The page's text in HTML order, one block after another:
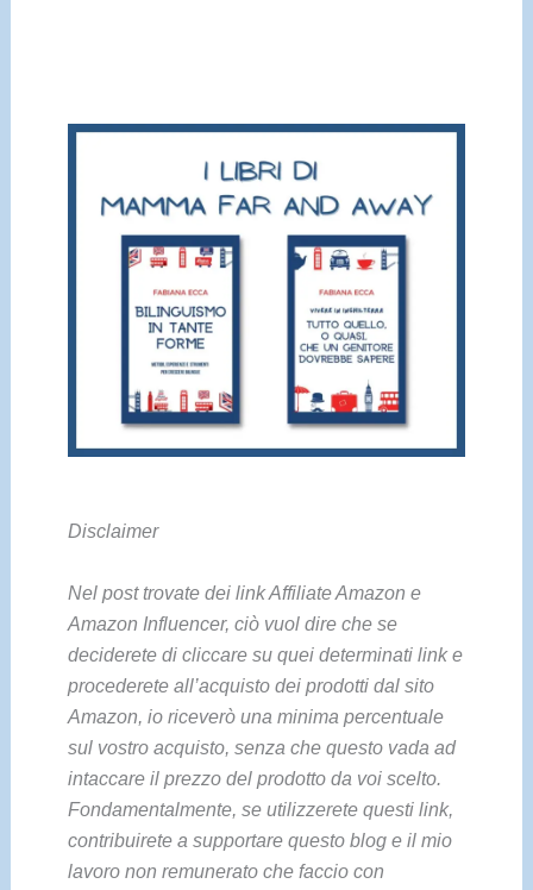
Disclaimer
Nel post trovate dei link Affiliate Amazon e
Amazon Influencer, ciò vuol dire che se
deciderete di cliccare su quei determinati link e
procederete all’acquisto dei prodotti dal sito
Amazon, io riceverò una minima percentuale
sul vostro acquisto, senza che questo vada ad
intaccare il prezzo del prodotto da voi scelto.
Fondamentalmente, se utilizzerete questi link,
contribuirete a supportare questo blog e il mio
lavoro non remunerato che faccio con